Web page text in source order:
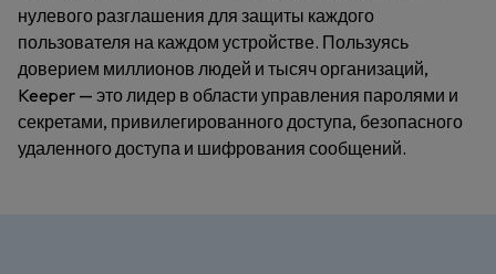
нулевого разглашения для защиты каждого
пользователя на каждом устройстве. Пользуясь
доверием миллионов людей и тысяч организаций,
Keeper — это лидер в области управления паролями и
секретами, привилегированного доступа, безопасного
удаленного доступа и шифрования сообщений.